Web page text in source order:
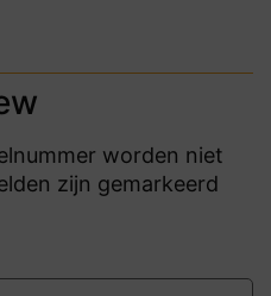
worden niet
zijn gemarkeerd